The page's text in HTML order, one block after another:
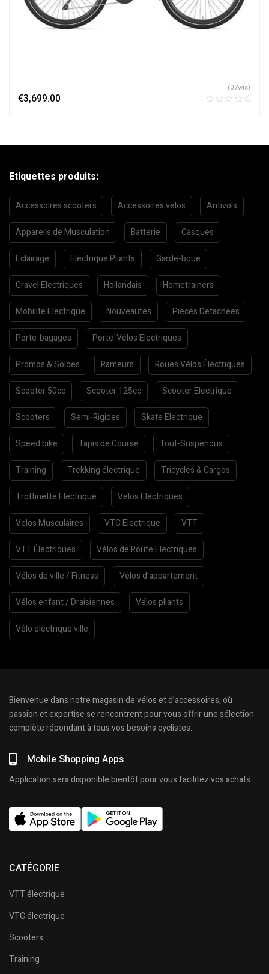
€3,699.00
(0 Avis)
Etiquettes produits:
Accessoires scooters Accessoires velos Antivols
Appareils de Musculation Batterie Casques
Eclairage Electrique Pliants Garde-boue
Gravel Electriques Hollandais Hometrainers
Mobilite Electrique Nouveautes Pieces Detachees
Porte-bagages Porte-Vélos Electriques
Promos & Soldes Rameurs Roues Vélos Électriques
Scooter 50cc Scooter 125cc Scooter Electrique
Scooters Semi-Rigides Skate Electrique
Speed bike Tapis de Course Tout-Suspendus
Training Trekking électrique Tricycles & Cargos
Trottinette Electrique Velos Electriques
Velos Musculaires VTC Electrique VTT
VTT Électriques Vélos de Route Electriques
Vélos de ville / Fitness Vélos d’appartement
Vélos enfant / Draisiennes Vélos pliants
Vélo électrique ville
Bienvenue dans notre magasin de vélos et d’accessoires, où
passion et expertise se rencontrent pour vous offrir une sélection
complète répondant à tous vos besoins cyclistes.
Mobile Shopping Apps
Application sera disponible bientôt pour vous facilitez vos achats.
CATÉGORIE
VTT électrique
VTC électrique
Scooters
Training